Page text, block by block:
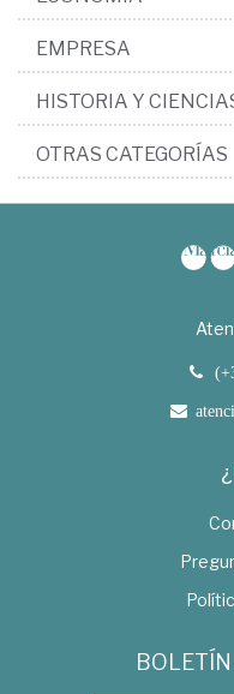
EMPRESA
HISTORIA Y
OTRAS CATEGORÍAS